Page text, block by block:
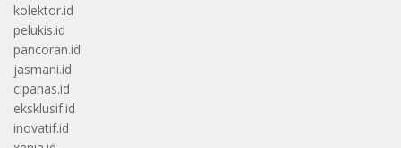
kolektor.id
pelukis.id
pancoran.id
jasmani.id
cipanas.id
eksklusif.id
inovatif.id